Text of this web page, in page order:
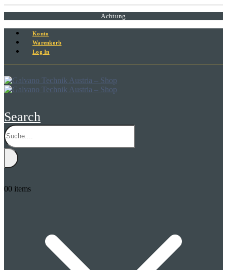
Achtung
Konto
Warenkorb
Log In
Search
00 items